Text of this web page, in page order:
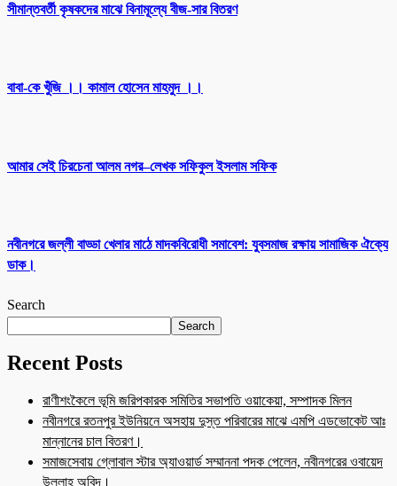
সীমান্তবর্তী কৃষকদের মাঝে বিনামূল্যে বীজ-সার বিতরণ
বাবা-কে খুঁজি ।। কামাল হোসেন মাহমুদ ।।
আমার সেই চিরচেনা আলম নগর–লেখক সফিকুল ইসলাম সফিক
নবীনগরে জল্লী বাড্ডা খেলার মাঠে মাদকবিরোধী সমাবেশ: যুবসমাজ রক্ষায় সামাজিক ঐক্যে
ডাক।
Search
Search
Recent Posts
রাণীশংকৈলে ভূমি জরিপকারক সমিতির সভাপতি ওয়াকেয়া, সম্পাদক মিলন
নবীনগরে রতনপুর ইউনিয়নে অসহায় দুস্ত পরিবারের মাঝে এমপি এডভোকেট আঃ
মান্নানের চাল বিতরণ।
সমাজসেবায় গ্লোবাল স্টার অ্যাওয়ার্ড সম্মাননা পদক পেলেন, নবীনগরের ওবায়েদ
উল্লাহ অবিদ।